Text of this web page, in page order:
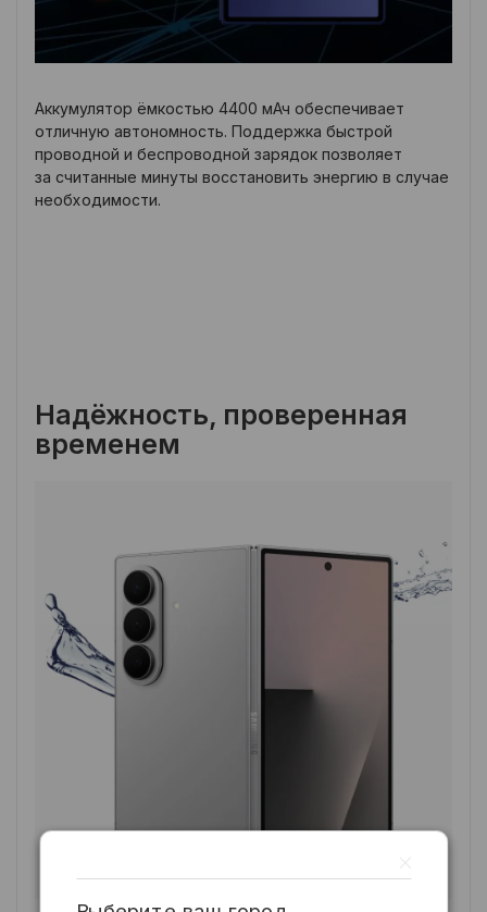
Аккумулятор ёмкостью 4400 мАч обеспечивает
отличную автономность. Поддержка быстрой
проводной и беспроводной зарядок позволяет
за считанные минуты восстановить энергию в случае
необходимости.
Надёжность, проверенная
временем